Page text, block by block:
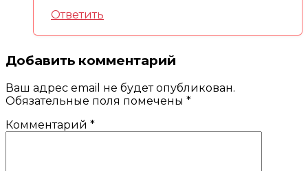
Ответить
Добавить комментарий
Ваш адрес email не будет опубликован.
Обязательные поля помечены *
Комментарий *